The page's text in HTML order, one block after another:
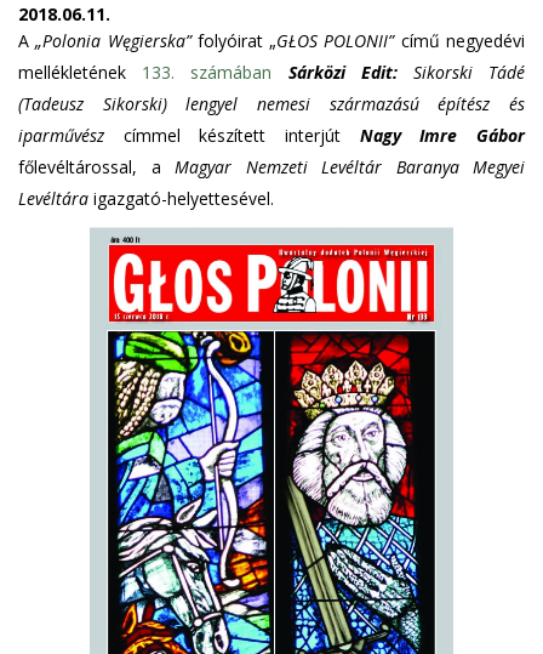
2018.06.11.
A„Polonia Węgierska”folyóirat „GŁOS POLONII”című negyedévi
mellékletének 133. számában Sárközi Edit:
Sikorski Tádé
(Tadeusz Sikorski) lengyel nemesi származású építész és
iparművész címmel készített interjút Nagy Imre Gábor
főlevéltárossal, a Magyar Nemzeti Levéltár Baranya Megyei
Levéltára igazgató-helyettesével.